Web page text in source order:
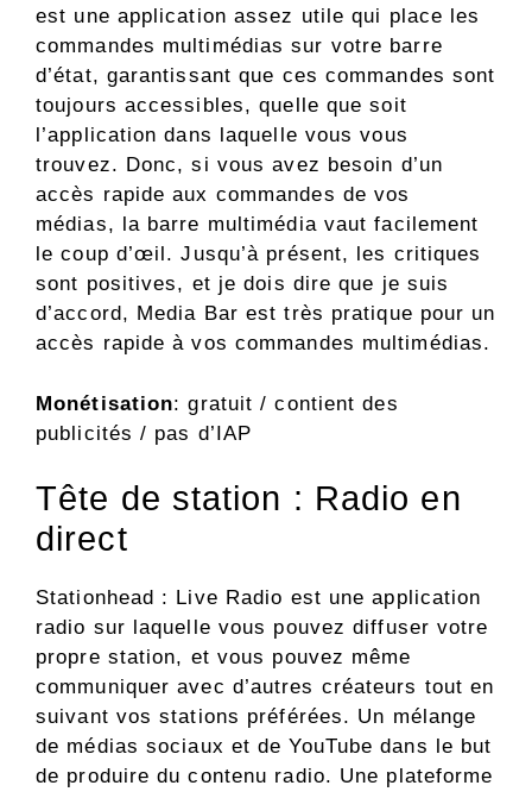
est une application assez utile qui place les
commandes multimédias sur votre barre
d’état, garantissant que ces commandes sont
toujours accessibles, quelle que soit
l’application dans laquelle vous vous
trouvez. Donc, si vous avez besoin d’un
accès rapide aux commandes de vos
médias, la barre multimédia vaut facilement
le coup d’œil. Jusqu’à présent, les critiques
sont positives, et je dois dire que je suis
d’accord, Media Bar est très pratique pour un
accès rapide à vos commandes multimédias.
Monétisation: gratuit / contient des
publicités / pas d’IAP
Tête de station : Radio en
direct
Stationhead : Live Radio est une application
radio sur laquelle vous pouvez diffuser votre
propre station, et vous pouvez même
communiquer avec d’autres créateurs tout en
suivant vos stations préférées. Un mélange
de médias sociaux et de YouTube dans le but
de produire du contenu radio. Une plateforme